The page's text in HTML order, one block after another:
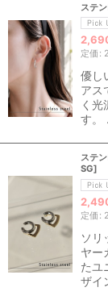
ステ
定価 :
優し
アス
く光
す。
ステ
SG]
定価 :
ソリ
ヤー
たユ
ザイ